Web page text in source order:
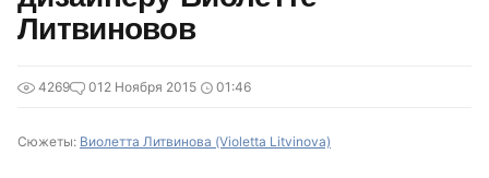
Литвиновов
4269 012 Ноября 2015 01:46
Сюжеты: Виолетта Литвинова (Violetta Litvinova)